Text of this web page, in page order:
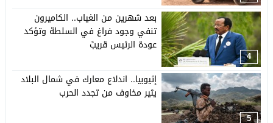
4
بعد شهرين من الغياب.. الكاميرون
تنفي وجود فراغ في السلطة وتؤكد
عودة الرئيس قريبً
5
إثيوبيا.. اندلاع معارك في شمال البلاد
يثير مخاوف من تجدد الحرب